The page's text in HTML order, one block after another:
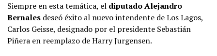
Siempre en esta temática, el diputado Alejandro
Bernales deseó éxito al nuevo intendente de Los Lagos,
Carlos Geisse, designado por el presidente Sebastián
Piñera en reemplazo de Harry Jurgensen.